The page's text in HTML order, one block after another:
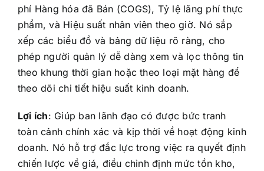
phí Hàng hóa đã Bán (COGS), Tỷ lệ lãng phí thực
phẩm, và Hiệu suất nhân viên theo giờ. Nó sắp
xếp các biểu đồ và bảng dữ liệu rõ ràng, cho
phép người quản lý dễ dàng xem và lọc thông tin
theo khung thời gian hoặc theo loại mặt hàng để
theo dõi chi tiết hiệu suất kinh doanh.
Lợi ích: Giúp ban lãnh đạo có được bức tranh
toàn cảnh chính xác và kịp thời về hoạt động kinh
doanh. Nó hỗ trợ đắc lực trong việc ra quyết định
chiến lược về giá, điều chỉnh định mức tồn kho,